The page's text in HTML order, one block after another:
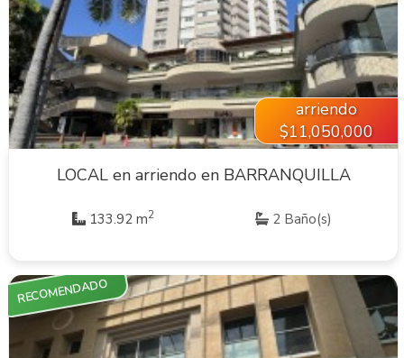
VER INMUEBLE
arriendo
$11,050,000
LOCAL en arriendo en BARRANQUILLA
133.92 m2 2 Baño(s)
RECOMENDADO